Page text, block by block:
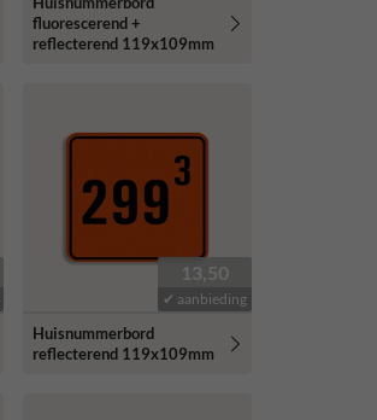
fluorescerend +
reflecterend 119x109mm
13,50
✔ aanbieding
Huisnummerbord
reflecterend 119x109mm